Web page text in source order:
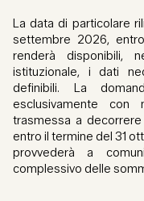
La data di particolare
settembre 2026,
renderà disponibili,
istituzionale, i dati
definibili. La
esclusivamente con
trasmessa a
entro il termine del 31
provvederà a
complessivo delle